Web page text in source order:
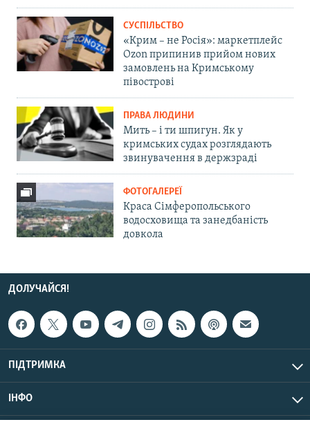
СУСПІЛЬСТВО
«Крим – не Росія»: маркетплейс
Ozon припинив прийом нових
замовлень на Кримському
півострові
ПРАВА ЛЮДИНИ
Мить – і ти шпигун. Як у
кримських судах розглядають
звинувачення в держзраді
ФОТОГАЛЕРЕЇ
Краса Сімферопольського
водосховища та занедбаність
довкола
ДОЛУЧАЙСЯ!
ПІДТРИМКА
ІНФО